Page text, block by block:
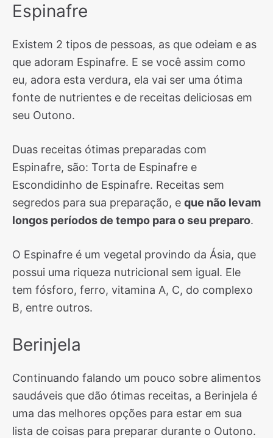
Espinafre
Existem 2 tipos de pessoas, as que odeiam e as
que adoram Espinafre. E se você assim como
eu, adora esta verdura, ela vai ser uma ótima
fonte de nutrientes e de receitas deliciosas em
seu Outono.
Duas receitas ótimas preparadas com
Espinafre, são: Torta de Espinafre e
Escondidinho de Espinafre. Receitas sem
segredos para sua preparação, e que não levam
longos períodos de tempo para o seu preparo.
O Espinafre é um vegetal provindo da Ásia, que
possui uma riqueza nutricional sem igual. Ele
tem fósforo, ferro, vitamina A, C, do complexo
B, entre outros.
Berinjela
Continuando falando um pouco sobre alimentos
saudáveis que dão ótimas receitas, a Berinjela é
uma das melhores opções para estar em sua
lista de coisas para preparar durante o Outono.